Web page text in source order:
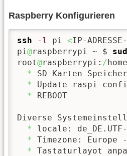
Raspberry Konfigurieren
ssh -l pi <IP-
pi@raspberrypi ~ $
root@raspberrypi: /home
*
SD-Karten
*
Update raspi-
*
REBOOT
Diverse
*
locale: de_DE.UTF-
*
Timezone: Europe -
*
Tastaturlayot